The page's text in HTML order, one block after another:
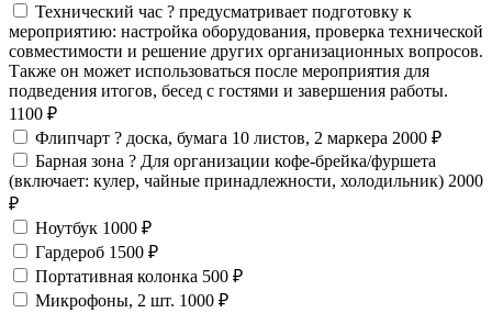
Технический час ? предусматривает подготовку к
мероприятию: настройка оборудования, проверка технической
совместимости и решение других организационных вопросов.
Также он может использоваться после мероприятия для
подведения итогов, бесед с гостями и завершения работы.
1100 ₽
Флипчарт ? доска, бумага 10 листов, 2 маркера 2000 ₽
Барная зона ? Для организации кофе-брейка/фуршета
(включает: кулер, чайные принадлежности, холодильник) 2000
₽
Ноутбук 1000 ₽
Гардероб 1500 ₽
Портативная колонка 500 ₽
Микрофоны, 2 шт. 1000 ₽